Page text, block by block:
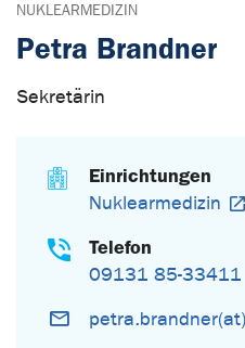
NUKLEARMEDIZIN
Petra Brandner
Sekretärin
Einrichtungen
Nuklearmedizin
Telefon
09131 85-33411